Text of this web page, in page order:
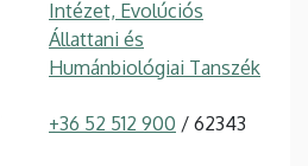
Intézet, Evolúciós
Állattani és
Humánbiológiai Tanszék
+36 52 512 900 / 62343